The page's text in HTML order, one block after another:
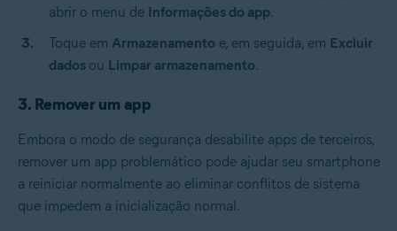
abrir o menu de Informações do app.
Toque em Armazenamento e, em seguida, em Excluir
dados ou Limpar armazenamento.
3. Remover um app
Embora o modo de segurança desabilite apps de terceiros,
remover um app problemático pode ajudar seu smartphone
a reiniciar normalmente ao eliminar conflitos de sistema
que impedem a inicialização normal.